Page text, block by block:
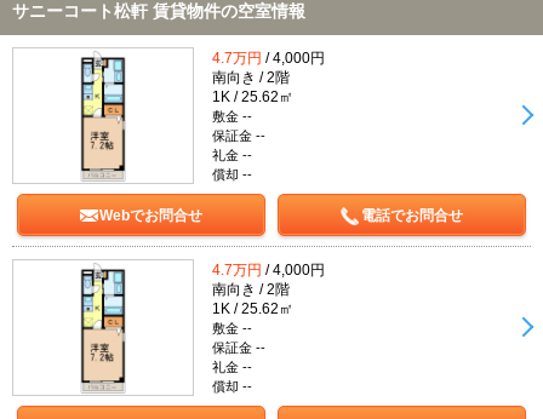
サニーコート松軒 賃貸物件の空室情報
4.7万円 / 4,000円
南向き / 2階
1K / 25.62㎡
敷金 --
保証金 --
礼金 --
償却 --
Webでお問合せ 電話でお問合せ
4.7万円 / 4,000円
南向き / 2階
1K / 25.62㎡
敷金 --
保証金 --
礼金 --
償却 --